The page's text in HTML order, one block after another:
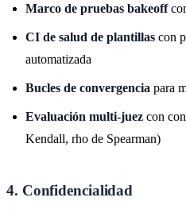
Marco de pruebas bakeoff
CI de salud de plantillas con
automatizada
Bucles de convergencia para
Evaluación multi-juez con
Kendall, rho de Spearman)
4. Confidencialidad